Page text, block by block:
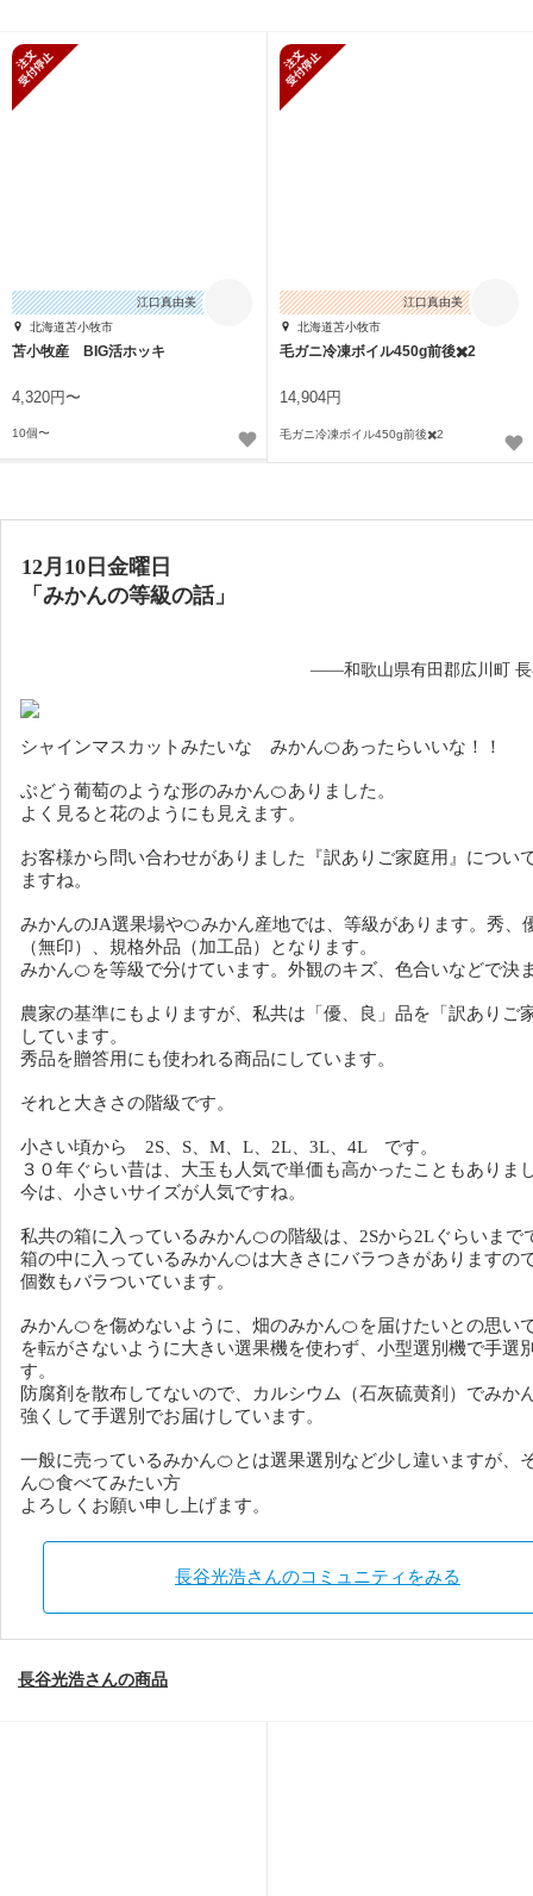
江口真由美
北海道苫小牧市
苫小牧産 BIG活ホッキ
4,320円〜
10個〜
江口真由美
北海道苫小牧市
毛ガニ冷凍ボイル450g前後✖️2
14,904円
毛ガニ冷凍ボイル450g前後✖️2
12月10日金曜日
「 みかんの等級の話」
——和歌山県有田郡広川町 長
シャインマスカットみたいな みかん🍊あったらいいな！！
ぶどう葡萄のような形のみかん🍊ありました。
よく見ると花のようにも見えます。
お客様から問い合わせがありました『訳ありご家庭用』につい
ますね。
みかんのJA選果場や🍊みかん産地では、等級があります。秀、
（無印）、規格外品（加工品）となります。
みかん🍊を等級で分けています。外観のキズ、色合いなどで決
農家の基準にもよりますが、私共は「優、良」品を「訳ありご
しています。
秀品を贈答用にも使われる商品にしています。
それと大きさの階級です。
小さい頃から 2S、S、M、L、2L、3L、4L です。
３０年ぐらい昔は、大玉も人気で単価も高かったこともありま
今は、小さいサイズが人気ですね。
私共の箱に入っているみかん🍊の階級は、2Sから2Lぐらいまで
箱の中に入っているみかん🍊は大きさにバラつきがありますの
個数もバラついています。
みかん🍊を傷めないように、畑のみかん🍊を届けたいとの思い
を転がさないように大きい選果機を使わず、小型選別機で手選
す。
防腐剤を散布してないので、カルシウム（石灰硫黄剤）でみか
強くして手選別でお届けしています。
一般に売っているみかん🍊とは選果選別など少し違いますが、
ん🍊食べてみたい方
よろしくお願い申し上げます。
長谷光浩さんのコミュニティをみる
長谷光浩さんの商品